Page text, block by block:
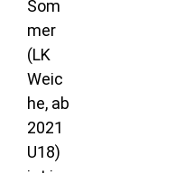
Som
mer
(LK
Weic
he, ab
2021
U18)